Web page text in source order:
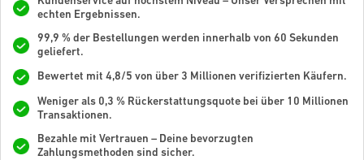
echten Ergebnissen.
99,9 % der Bestellungen werden innerhalb von 60 Sekunden
geliefert.
Bewertet mit 4,8/5 von über 3 Millionen verifizierten Käufern.
Weniger als 0,3 % Rückerstattungsquote bei über 10 Millionen
Transaktionen.
Bezahle mit Vertrauen – Deine bevorzugten
Zahlungsmethoden sind sicher.